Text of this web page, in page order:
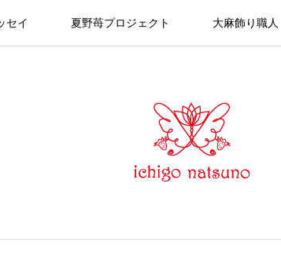
セイ 夏野苺プロジェクト 大麻飾り職人